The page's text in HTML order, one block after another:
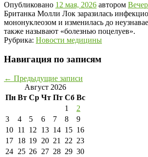
Опубликовано 12 мая, 2026 автором
Британка Молли Лок заразилась
мононуклеозом и изменилась до
также называют «болезнью поцелуев».
Рубрика: Новости медицины
Навигация по записям
← Предыдущие записи
Август 2026
Пн Вт Ср Чт Пт Сб Вс
1
2
3
4 5 6 7 8
9
10 11 12 13 14 15 16
17 18 19 20 21 22 23
24 25 26 27 28 29 30